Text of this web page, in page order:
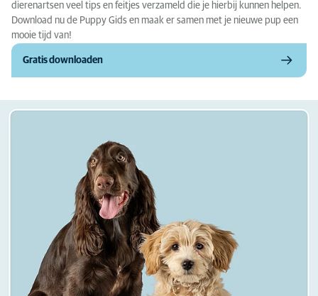
dierenartsen veel tips en feitjes verzameld die je hierbij kunnen helpen.
Download nu de Puppy Gids en maak er samen met je nieuwe pup een
mooie tijd van!
Gratis downloaden